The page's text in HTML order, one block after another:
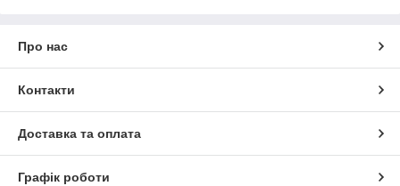
Про нас
Контакти
Доставка та оплата
Графік роботи